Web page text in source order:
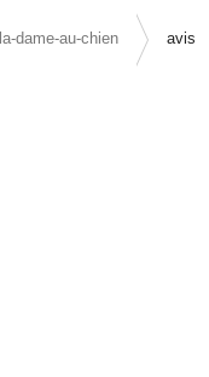
la-dame-au-chien avis